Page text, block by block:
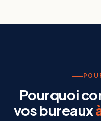
Pourquoi
vos bureaux